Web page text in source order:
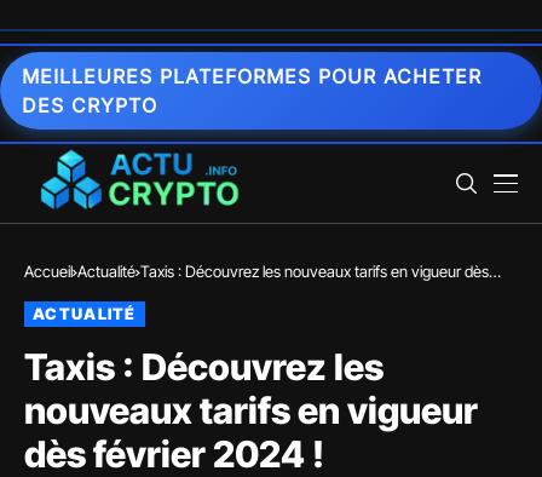
MEILLEURES PLATEFORMES POUR ACHETER
DES CRYPTO
Accueil Actualité Taxis : Découvrez les nouveaux tarifs en vigueur dès
ACTUALITÉ
Taxis : Découvrez les
nouveaux tarifs en vigueur
dès février 2024 !